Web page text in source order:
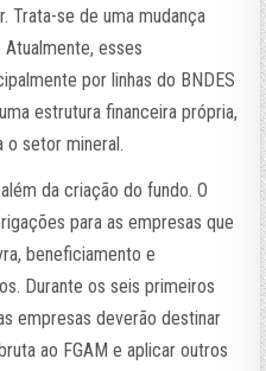
Trata-se de uma mudança
esses
por linhas do BNDES
estrutura financeira própria,
o setor mineral.
da criação do fundo. O
para as empresas que
beneficiamento e
Durante os seis primeiros
empresas deverão destinar
ao FGAM e aplicar outros